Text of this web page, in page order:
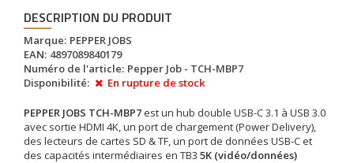
DESCRIPTION DU PRODUIT
Marque: PEPPER JOBS
EAN: 4897089840179
Numéro de l'article: Pepper Job - TCH-MBP7
Disponibilité:
En rupture de stock
PEPPER JOBS TCH-MBP7est un hub double USB-C 3.1 à USB 3.0
avec sortie HDMI 4K, un port de chargement (Power Delivery),
des lecteurs de cartes SD & TF, un port de données USB-C et
des capacités intermédiaires en TB3 5K (vidéo/données)